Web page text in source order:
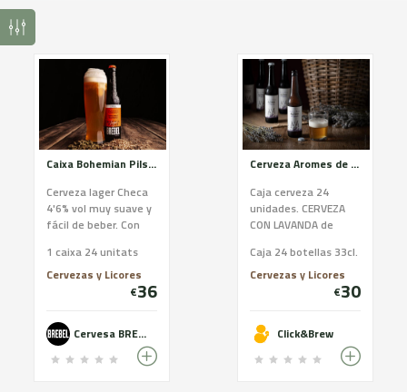
Caixa Bohemian Pilsner 24u
Cerveza lager Checa
4'6% vol muy suave y
fácil de beber. Con
malta y un punto de
amargor. 100% malta
y solo lúpulo Checo
1 caixa 24 unitats
Cervezas y Licores
€36
Cervesa BREBEL
Cerveza Aromes de Rossello 24u.
Caja cerveza 24
unidades. CERVEZA
CON LAVANDA de
ROSSELLÓ. Una
cerveza de Trigo con
productor Aromes de
Can Rosselló, una
mezcla perfecta que
Caja 24 botellas 33cl.
Cervezas y Licores
€30
Click&Brew